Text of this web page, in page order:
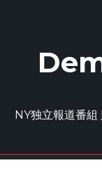
NY独立報道番組